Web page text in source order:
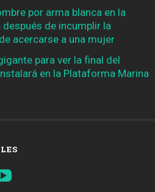
por arma blanca en la
después de incumplir la
acercarse a una mujer
para ver la final del
en la Plataforma Marina